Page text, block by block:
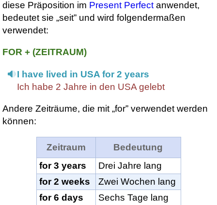
diese Präposition im Present Perfect anwendet,
bedeutet sie „seit” und wird folgendermaßen
verwendet:
FOR + (ZEITRAUM)
I have lived in USA for 2 years
Ich habe 2 Jahre in den USA gelebt
Andere Zeiträume, die mit „for” verwendet werden
können:
Zeitraum
Bedeutung
for 3 years
Drei Jahre lang
for 2 weeks
Zwei Wochen lang
for 6 days
Sechs Tage lang